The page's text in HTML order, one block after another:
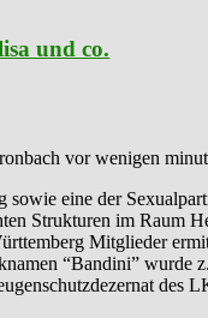
und co.
vor wenigen
eine der
Strukturen im
Mitglieder
“Bandini”
des